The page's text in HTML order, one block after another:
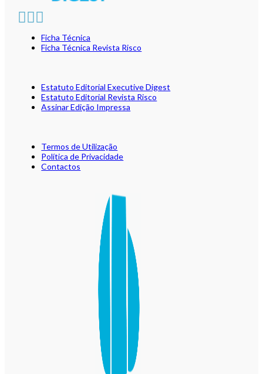
Ficha Técnica
Ficha Técnica Revista Risco
Estatuto Editorial Executive Digest
Estatuto Editorial Revista Risco
Assinar Edição Impressa
Termos de Utilização
Política de Privacidade
Contactos